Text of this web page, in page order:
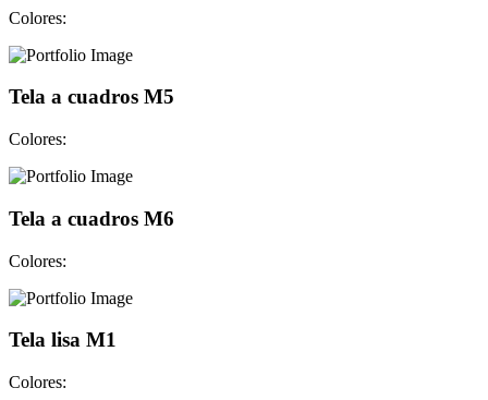
Colores:
Tela a cuadros M5
Colores:
Tela a cuadros M6
Colores:
Tela lisa M1
Colores: